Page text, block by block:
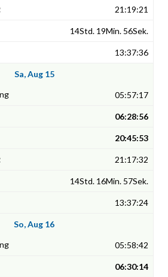
21:19:21
14Std. 19Min. 56Sek.
13:37:36
Sa, Aug 15
05:57:17
06:28:56
20:45:53
21:17:32
14Std. 16Min. 57Sek.
13:37:24
So, Aug 16
05:58:42
06:30:14